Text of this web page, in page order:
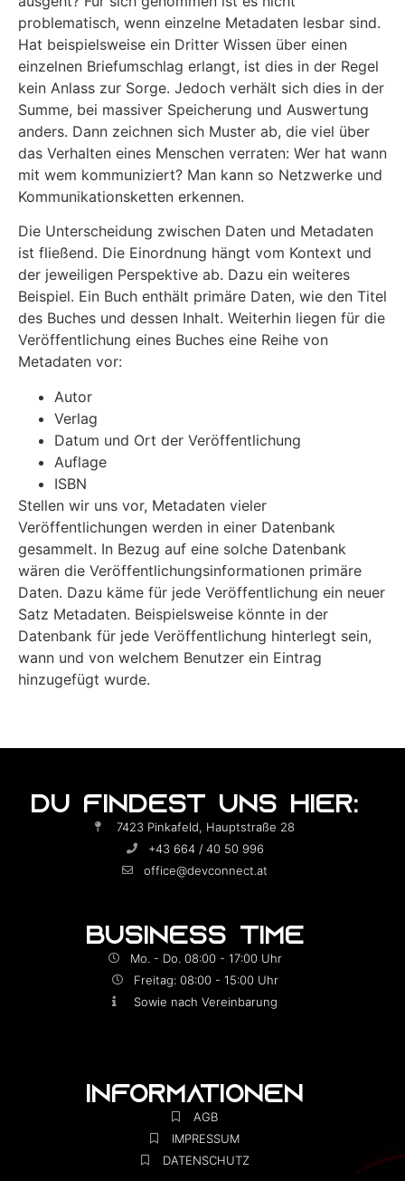
problematisch, wenn einzelne Metadaten lesbar sind.
Hat beispielsweise ein Dritter Wissen über einen
einzelnen Briefumschlag erlangt, ist dies in der Regel
kein Anlass zur Sorge. Jedoch verhält sich dies in der
Summe, bei massiver Speicherung und Auswertung
anders. Dann zeichnen sich Muster ab, die viel über
das Verhalten eines Menschen verraten: Wer hat wann
mit wem kommuniziert? Man kann so Netzwerke und
Kommunikationsketten erkennen.
Die Unterscheidung zwischen Daten und Metadaten
ist fließend. Die Einordnung hängt vom Kontext und
der jeweiligen Perspektive ab. Dazu ein weiteres
Beispiel. Ein Buch enthält primäre Daten, wie den Titel
des Buches und dessen Inhalt. Weiterhin liegen für die
Veröffentlichung eines Buches eine Reihe von
Metadaten vor:
Autor
Verlag
Datum und Ort der Veröffentlichung
Auflage
ISBN
Stellen wir uns vor, Metadaten vieler
Veröffentlichungen werden in einer Datenbank
gesammelt. In Bezug auf eine solche Datenbank
wären die Veröffentlichungsinformationen primäre
Daten. Dazu käme für jede Veröffentlichung ein neuer
Satz Metadaten. Beispielsweise könnte in der
Datenbank für jede Veröffentlichung hinterlegt sein,
wann und von welchem Benutzer ein Eintrag
hinzugefügt wurde.
DU FINDEST UNS HIER:
7423 Pinkafeld, Hauptstraße 28
+43 664 / 40 50 996
office@devconnect.at
BUSINESS TIME
Mo. - Do. 08:00 - 17:00 Uhr
Freitag: 08:00 - 15:00 Uhr
Sowie nach Vereinbarung
INFORMATIONEN
AGB
IMPRESSUM
DATENSCHUTZ